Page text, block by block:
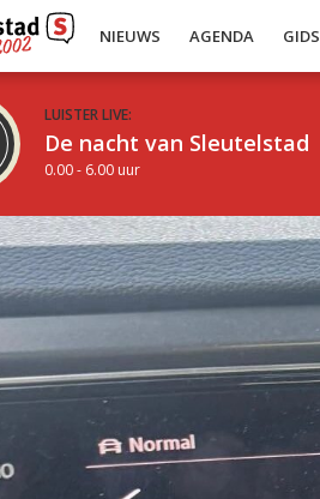
NIEUWS AGENDA GIDS
LUISTER LIVE:
De nacht van Sleutelstad
0.00 - 6.00 uur